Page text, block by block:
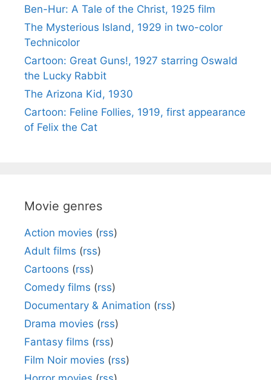
Ben-Hur: A Tale of the Christ, 1925 film
The Mysterious Island, 1929 in two-color
Technicolor
Cartoon: Great Guns!, 1927 starring Oswald
the Lucky Rabbit
The Arizona Kid, 1930
Cartoon: Feline Follies, 1919, first appearance
of Felix the Cat
Movie genres
Action movies (rss)
Adult films (rss)
Cartoons (rss)
Comedy films (rss)
Documentary & Animation (rss)
Drama movies (rss)
Fantasy films (rss)
Film Noir movies (rss)